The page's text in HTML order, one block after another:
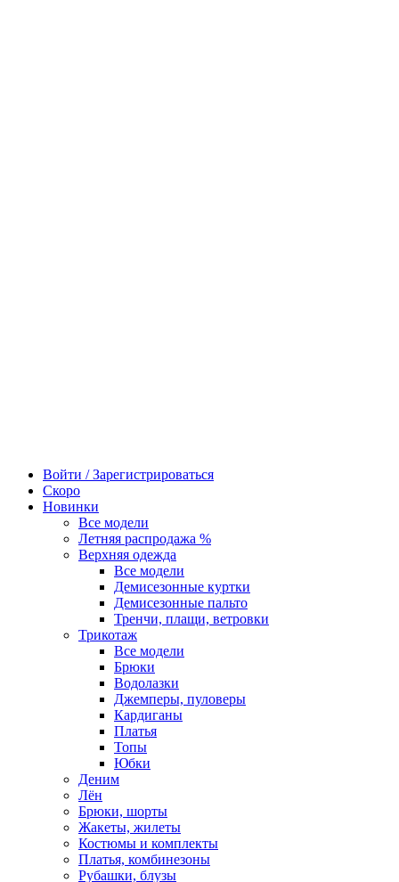
Войти / Зарегистрироваться
Скоро
Новинки
Все модели
Летняя распродажа %
Верхняя одежда
Все модели
Демисезонные куртки
Демисезонные пальто
Тренчи, плащи, ветровки
Трикотаж
Все модели
Брюки
Водолазки
Джемперы, пуловеры
Кардиганы
Платья
Топы
Юбки
Деним
Лён
Брюки, шорты
Жакеты, жилеты
Костюмы и комплекты
Платья, комбинезоны
Рубашки, блузы